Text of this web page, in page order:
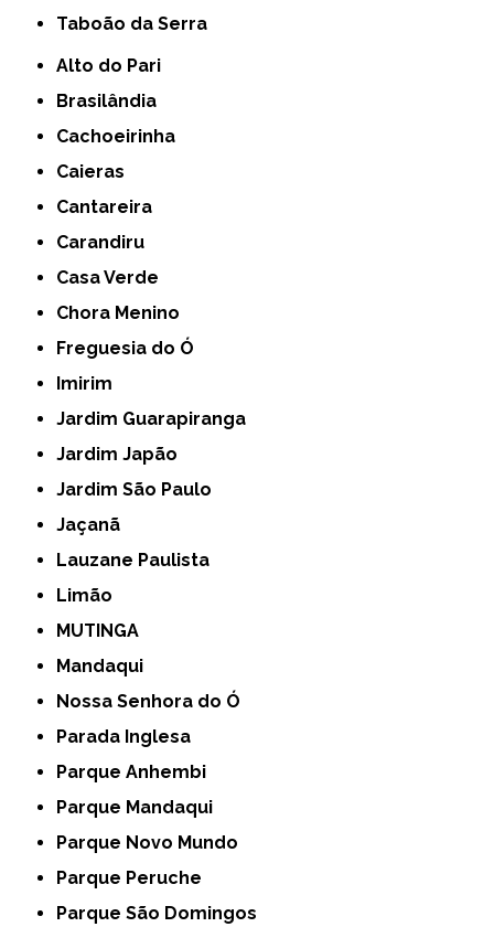
Taboão da Serra
Alto do Pari
Brasilândia
Cachoeirinha
Caieras
Cantareira
Carandiru
Casa Verde
Chora Menino
Freguesia do Ó
Imirim
Jardim Guarapiranga
Jardim Japão
Jardim São Paulo
Jaçanã
Lauzane Paulista
Limão
MUTINGA
Mandaqui
Nossa Senhora do Ó
Parada Inglesa
Parque Anhembi
Parque Mandaqui
Parque Novo Mundo
Parque Peruche
Parque São Domingos